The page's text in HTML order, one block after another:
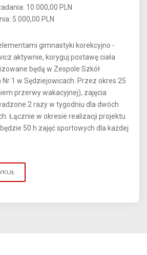
10 000,00 PLN
5 000,00 PLN
gimnastyki korekcyjno -
aktywnie, koryguj postawę ciała
będą w Zespole Szkół
Nr 1 w Sędziejowicach. Przez okres 25
przerwy wakacyjnej), zajęcia
2 razy w tygodniu dla dwóch
Łącznie w okresie realizacji projektu
50 h zajęć sportowych dla każdej